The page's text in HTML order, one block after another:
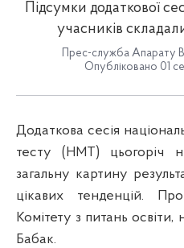
Підсумки додаткової
учасників
Прес-служба Апарату
Опубліковано 01
Додаткова сесія
тесту (НМТ) цьогоріч
загальну картину
цікавих тенденцій.
Комітету з питань освіти,
Бабак.